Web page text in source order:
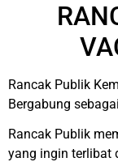
Rancak Publik
Bergabung
Rancak Publik
yang ingin terlibat